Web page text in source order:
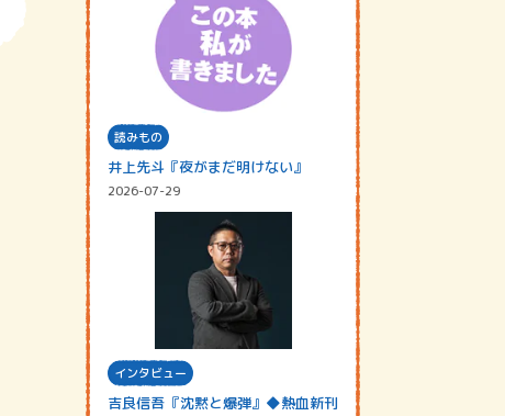
読みもの
井上先斗『夜がまだ明けない』
2026-07-29
インタビュー
吉良信吾『沈黙と爆弾』◆熱血新刊